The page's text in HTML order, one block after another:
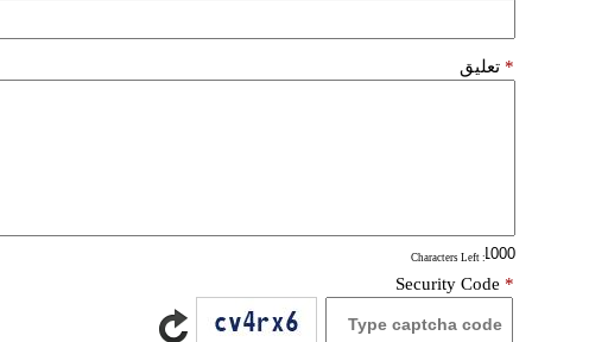
تعليق *
: Characters Left
Security Code *